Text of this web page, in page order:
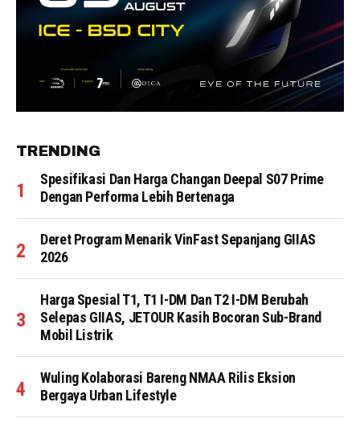
TRENDING
Spesifikasi Dan Harga Changan Deepal S07 Prime
Dengan Performa Lebih Bertenaga
Deret Program Menarik VinFast Sepanjang GIIAS
2026
Harga Spesial T1, T1 I-DM Dan T2 I-DM Berubah
Selepas GIIAS, JETOUR Kasih Bocoran Sub-Brand
Mobil Listrik
Wuling Kolaborasi Bareng NMAA Rilis Eksion
Bergaya Urban Lifestyle